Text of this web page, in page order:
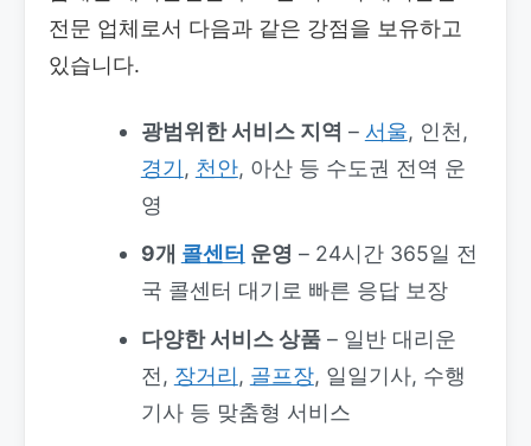
전문 업체로서 다음과 같은 강점을 보유하고
있습니다.
광범위한 서비스 지역 – 서울, 인천,
경기, 천안, 아산 등 수도권 전역 운
영
9개 콜센터 운영 – 24시간 365일 전
국 콜센터 대기로 빠른 응답 보장
다양한 서비스 상품– 일반 대리운
전, 장거리, 골프장, 일일기사, 수행
기사 등 맞춤형 서비스